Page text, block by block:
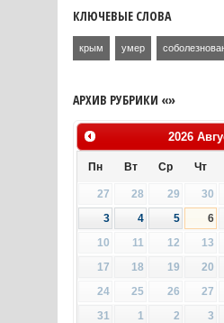
КЛЮЧЕВЫЕ СЛОВА
крым умер
АРХИВ РУБРИКИ «»
2026
Пн Вт Ср Чт
27 28 29 30
3
4 5 6
10
11 12 13
17
18 19 20
24
25 26 27
31
1 2 3